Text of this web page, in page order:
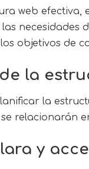
web efectiva,
necesidades
objetivos de
la
la
relacionarán
y